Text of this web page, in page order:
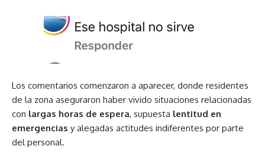
Los comentarios comenzaron a aparecer, donde residentes
de la zona aseguraron haber vivido situaciones relacionadas
con largas horas de espera, supuesta lentitud en
emergencias y alegadas actitudes indiferentes por parte
del personal.